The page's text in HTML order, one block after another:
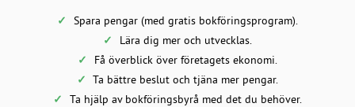
Spara pengar (med gratis bokföringsprogram).
Lära dig mer och utvecklas.
Få överblick över företagets ekonomi.
Ta bättre beslut och tjäna mer pengar.
Ta hjälp av bokföringsbyrå med det du behöver.